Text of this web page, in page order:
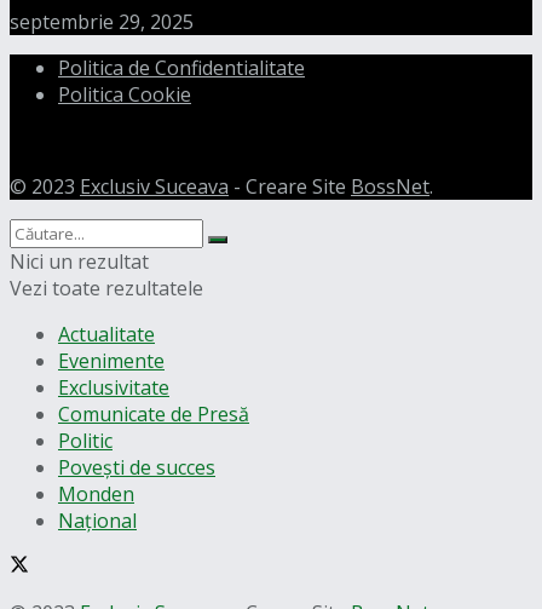
septembrie 29, 2025
Politica de Confidentialitate
Politica Cookie
© 2023 Exclusiv Suceava - Creare Site BossNet.
Nici un rezultat
Vezi toate rezultatele
Actualitate
Evenimente
Exclusivitate
Comunicate de Presă
Politic
Povești de succes
Monden
Național